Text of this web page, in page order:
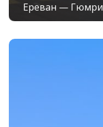
Ереван — Гюмри